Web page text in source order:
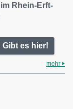
Rhein-Erft-
es hier!
mehr